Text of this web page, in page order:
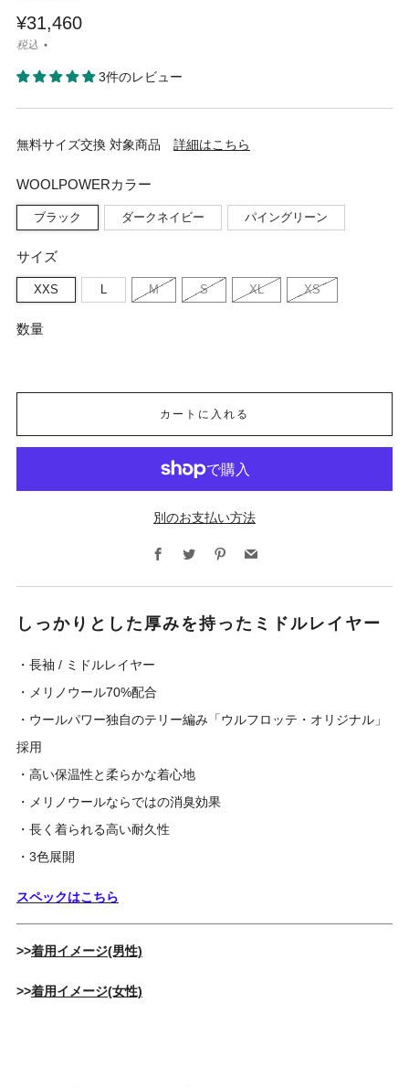
¥31,460
税込
3件のレビュー
無料サイズ交換 対象商品 詳細はこちら
WOOLPOWERカラー
ブラック ダークネイビー パイングリーン
サイズ
XXS M S XL XS
数量
カートに入れる
別のお支払い方法
Facebook
Twitter Pinterest
しっかりとした厚みを持ったミドルレイヤー
・長袖 / ミドルレイヤー
・メリノウール70%配合
・ウールパワー独自のテリー編み「ウルフロッテ・オリジナル」
採用
・高い保温性と柔らかな着心地
・メリノウールならではの消臭効果
・長く着られる高い耐久性
・3色展開
スペックはこちら
>>着用イメージ(男性)
>>着用イメージ(女性)